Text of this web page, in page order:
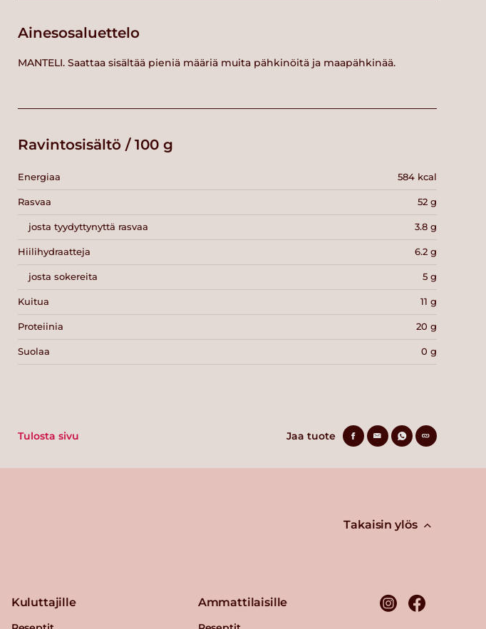
Ainesosaluettelo
MANTELI. Saattaa sisältää pieniä määriä muita pähkinöitä ja maapähkinää.
Ravintosisältö / 100 g
Energiaa 584 kcal
Rasvaa 52 g
josta tyydyttynyttä rasvaa 3.8 g
Hiilihydraatteja 6.2 g
josta sokereita 5 g
Kuitua 11 g
Proteiinia 20 g
Suolaa 0 g
Tulosta sivu Jaa tuote
Takaisin ylös
Kuluttajille Ammattilaisille